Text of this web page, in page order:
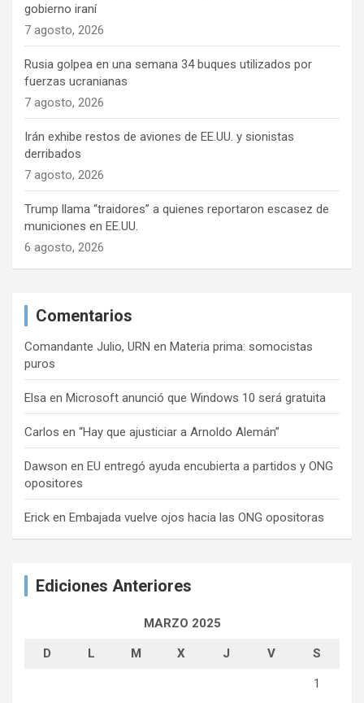
gobierno iraní
7 agosto, 2026
Rusia golpea en una semana 34 buques utilizados por
fuerzas ucranianas
7 agosto, 2026
Irán exhibe restos de aviones de EE.UU. y sionistas
derribados
7 agosto, 2026
Trump llama “traidores” a quienes reportaron escasez de
municiones en EE.UU.
6 agosto, 2026
Comentarios
Comandante Julio, URN en Materia prima: somocistas
puros
Elsa en Microsoft anunció que Windows 10 será gratuita
Carlos en “Hay que ajusticiar a Arnoldo Alemán”
Dawson en EU entregó ayuda encubierta a partidos y ONG
opositores
Erick en Embajada vuelve ojos hacia las ONG opositoras
Ediciones Anteriores
MARZO 2025
D L M X J V S
1